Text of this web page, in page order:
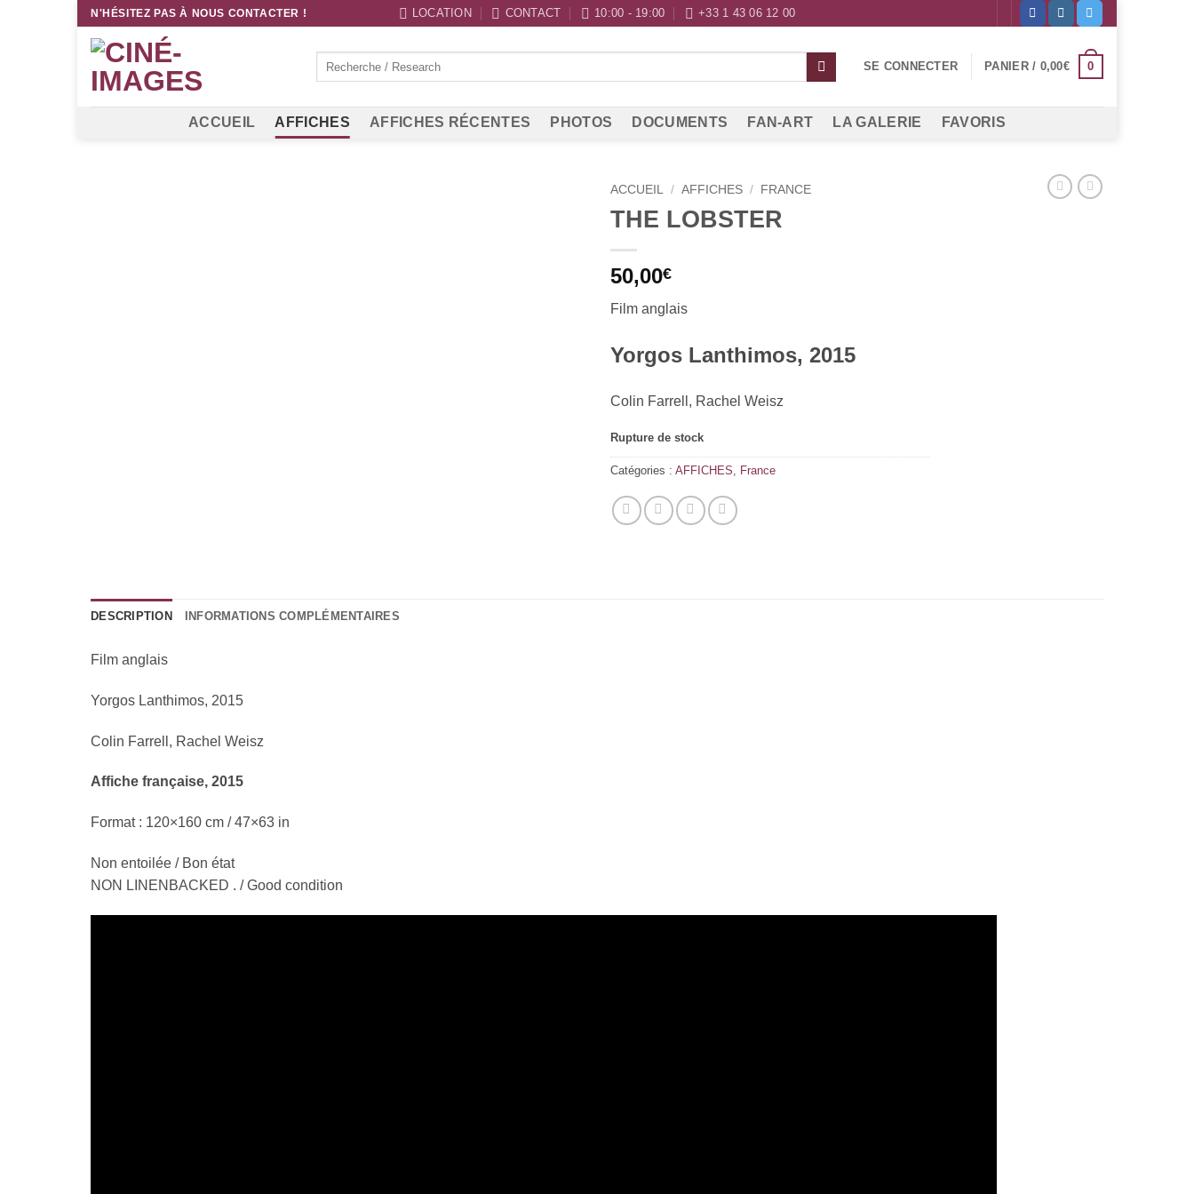
Passer
contenu
N'HÉSITEZ PAS À NOUS CONTACTER ! LOCATION CONTACT 10:00 - 19:00 +33 1 43 06 12 00
SE CONNECTER PANIER / 0,00€ 0
ACCUEIL AFFICHES AFFICHES RÉCENTES PHOTOS DOCUMENTS FAN-ART LA GALERIE FAVORIS
ACCUEIL / AFFICHES / FRANCE
THE LOBSTER
50,00€
Film anglais
Yorgos Lanthimos, 2015
Colin Farrell, Rachel Weisz
Rupture de stock
Catégories : AFFICHES France
DESCRIPTION INFORMATIONS COMPLÉMENTAIRES
Film anglais
Yorgos Lanthimos, 2015
Colin Farrell, Rachel Weisz
Affiche française, 2015
Format : 120×160 cm / 47×63 in
Non entoilée / Bon état
NON LINENBACKED . / Good condition